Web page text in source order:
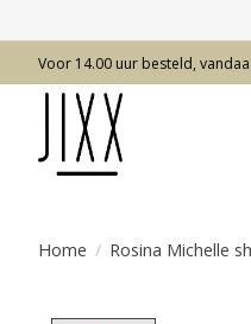
Voor 14.00 uur besteld,
Home / Rosina Michelle